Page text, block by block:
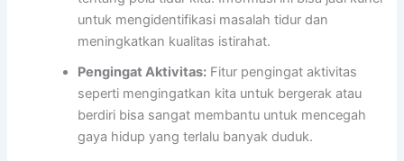
untuk mengidentifikasi masalah tidur dan
meningkatkan kualitas istirahat.
Pengingat Aktivitas: Fitur pengingat aktivitas
seperti mengingatkan kita untuk bergerak atau
berdiri bisa sangat membantu untuk mencegah
gaya hidup yang terlalu banyak duduk.